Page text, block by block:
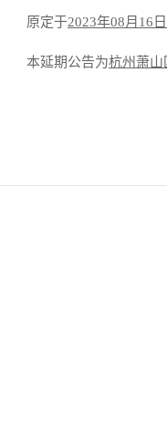
原定于2023年08月 16 日
本延期公告为杭州萧山